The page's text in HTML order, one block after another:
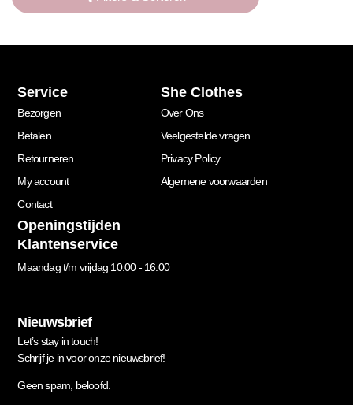
Service
Bezorgen
Betalen
Retourneren
My account
Contact
She Clothes
Over Ons
Veelgestelde vragen
Privacy Policy
Algemene voorwaarden
Openingstijden
Klantenservice
Maandag t/m vrijdag 10.00 - 16.00
Nieuwsbrief
Let’s stay in touch!
Schrijf je in voor onze nieuwsbrief!
Geen spam, beloofd.